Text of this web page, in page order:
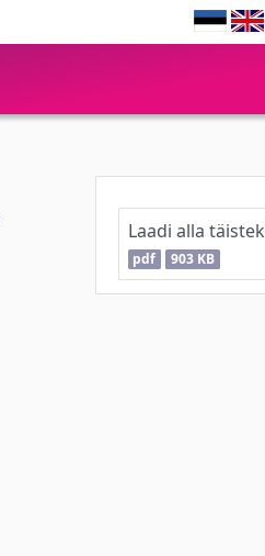
Laadi alla
pdf 903 KB